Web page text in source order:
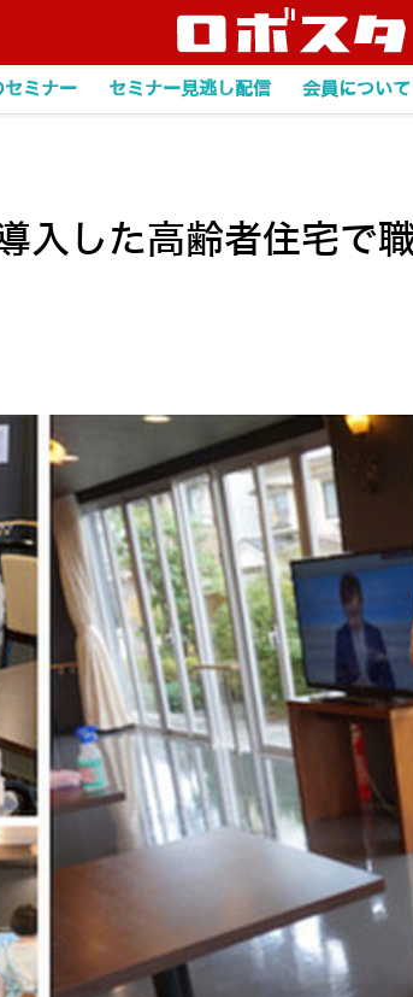
セミナー セミナー見逃し配信 会員について
入した高齢者住宅で